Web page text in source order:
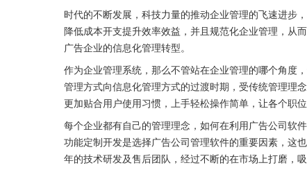
时代的不断发展，科技力量的推动企业管理的飞速进步
降低成本开支提升效率效益，并且规范化企业管理，从
广告企业的信息化管理转型。
作为企业管理系统，那么不管站在企业管理的哪个角度
管理方式向信息化管理方式的过渡时期，受传统管理理
更加贴合用户使用习惯，上手轻松操作简单，让各个职
每个企业都有自己的管理理念，如何在利用广告公司软
功能定制开发是选择广告公司管理软件的重要因素，这
年的技术研发及售后团队，经过不断的在市场上打磨，